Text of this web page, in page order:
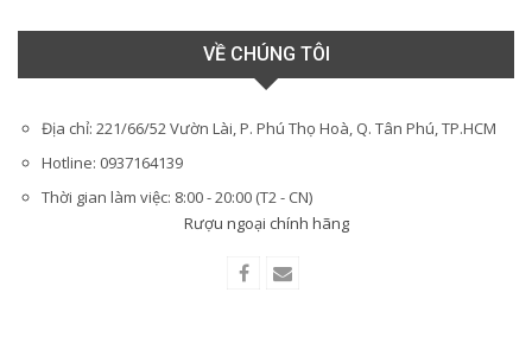
VỀ CHÚNG TÔI
Địa chỉ: 221/66/52 Vườn Lài, P. Phú Thọ Hoà, Q. Tân Phú, TP.HCM
Hotline: 0937164139
Thời gian làm việc: 8:00 - 20:00 (T2 - CN)
Rượu ngoại chính hãng